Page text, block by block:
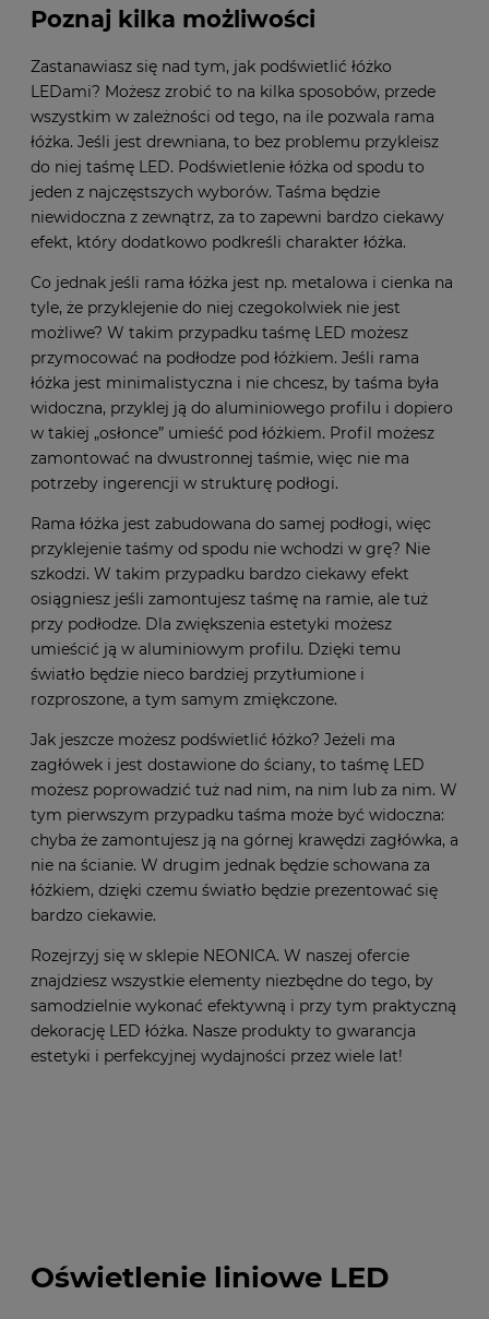
Poznaj kilka możliwości
Zastanawiasz się nad tym, jak podświetlić łóżko
LEDami? Możesz zrobić to na kilka sposobów, przede
wszystkim w zależności od tego, na ile pozwala rama
łóżka. Jeśli jest drewniana, to bez problemu przykleisz
do niej taśmę LED. Podświetlenie łóżka od spodu to
jeden z najczęstszych wyborów. Taśma będzie
niewidoczna z zewnątrz, za to zapewni bardzo ciekawy
efekt, który dodatkowo podkreśli charakter łóżka.
Co jednak jeśli rama łóżka jest np. metalowa i cienka na
tyle, że przyklejenie do niej czegokolwiek nie jest
możliwe? W takim przypadku taśmę LED możesz
przymocować na podłodze pod łóżkiem. Jeśli rama
łóżka jest minimalistyczna i nie chcesz, by taśma była
widoczna, przyklej ją do aluminiowego profilu i dopiero
w takiej „osłonce” umieść pod łóżkiem. Profil możesz
zamontować na dwustronnej taśmie, więc nie ma
potrzeby ingerencji w strukturę podłogi.
Rama łóżka jest zabudowana do samej podłogi, więc
przyklejenie taśmy od spodu nie wchodzi w grę? Nie
szkodzi. W takim przypadku bardzo ciekawy efekt
osiągniesz jeśli zamontujesz taśmę na ramie, ale tuż
przy podłodze. Dla zwiększenia estetyki możesz
umieścić ją w aluminiowym profilu. Dzięki temu
światło będzie nieco bardziej przytłumione i
rozproszone, a tym samym zmiękczone.
Jak jeszcze możesz podświetlić łóżko? Jeżeli ma
zagłówek i jest dostawione do ściany, to taśmę LED
możesz poprowadzić tuż nad nim, na nim lub za nim. W
tym pierwszym przypadku taśma może być widoczna:
chyba że zamontujesz ją na górnej krawędzi zagłówka, a
nie na ścianie. W drugim jednak będzie schowana za
łóżkiem, dzięki czemu światło będzie prezentować się
bardzo ciekawie.
Rozejrzyj się w sklepie NEONICA. W naszej ofercie
znajdziesz wszystkie elementy niezbędne do tego, by
samodzielnie wykonać efektywną i przy tym praktyczną
dekorację LED łóżka. Nasze produkty to gwarancja
estetyki i perfekcyjnej wydajności przez wiele lat!
Oświetlenie liniowe LED